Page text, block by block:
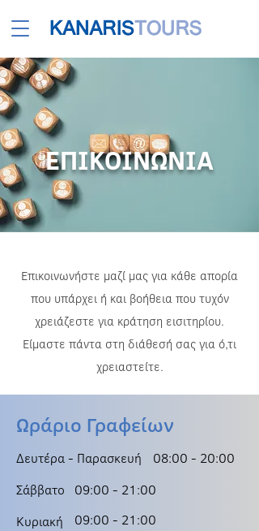
ΕΠΙΚΟΙΝΩΝΙΑ
Επικοινωνήστε μαζί μας για κάθε απορία
που υπάρχει ή και βοήθεια που τυχόν
χρειάζεστε για κράτηση εισιτηρίου.
Είμαστε πάντα στη διάθεσή σας για ό,τι
χρειαστείτε.
Ωράριο Γραφείων
Δευτέρα - Παρασκευή
08:00 - 20:00
Σάββατο
09:00 - 21:00
Κυριακή
09:00 - 21:00